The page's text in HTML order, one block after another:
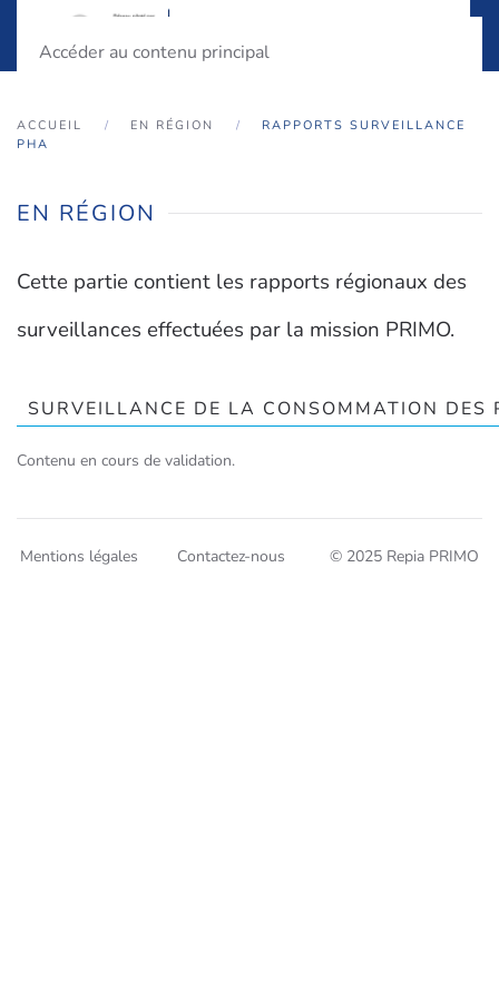
Accéder au contenu principal
ACCUEIL EN RÉGION
RAPPORTS SURVEILLANCE
PHA
EN RÉGION
Cette partie contient les rapports régionaux des
surveillances effectuées par la mission PRIMO.
SURVEILLANCE DE LA CONSOMMATION DES
Contenu en cours de validation.
Mentions légales Contactez-nous © 2025 Repia PRIMO